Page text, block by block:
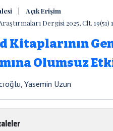
| Açık Erişim
Dergisi 2025, Clt. 19(51)
Kitaplarının
Olumsuz
Yasemin Uzun